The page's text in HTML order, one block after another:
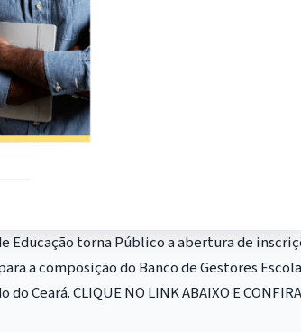
torna Público a abertura de
a composição do Banco de Gestores
Ceará. CLIQUE NO LINK ABAIXO E